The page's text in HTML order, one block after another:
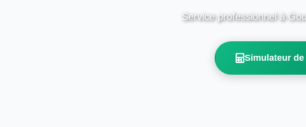
Service professionnel à
Simulateur